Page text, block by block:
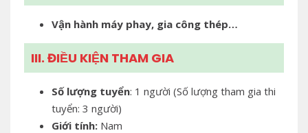
Vận hành máy phay, gia công thép…
III. ĐIỀU KIỆN THAM GIA
Số lượng tuyển: 1 người (Số lượng tham gia thi
tuyển: 3 người)
Giới tính: Nam